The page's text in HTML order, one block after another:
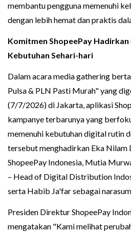
membantu pengguna memenuhi
dengan lebih hemat dan praktis
Komitmen ShopeePay
Kebutuhan Sehari-hari
Dalam acara media gathering
Pulsa & PLN Pasti Murah" yang
(7/7/2026) di Jakarta, aplikasi
kampanye terbarunya yang
memenuhi kebutuhan digital rutin
tersebut menghadirkan Eka
ShopeePay Indonesia, Mutia
– Head of Digital Distribution
serta Habib Ja'far sebagai
Presiden Direktur ShopeePay
mengatakan "Kami melihat